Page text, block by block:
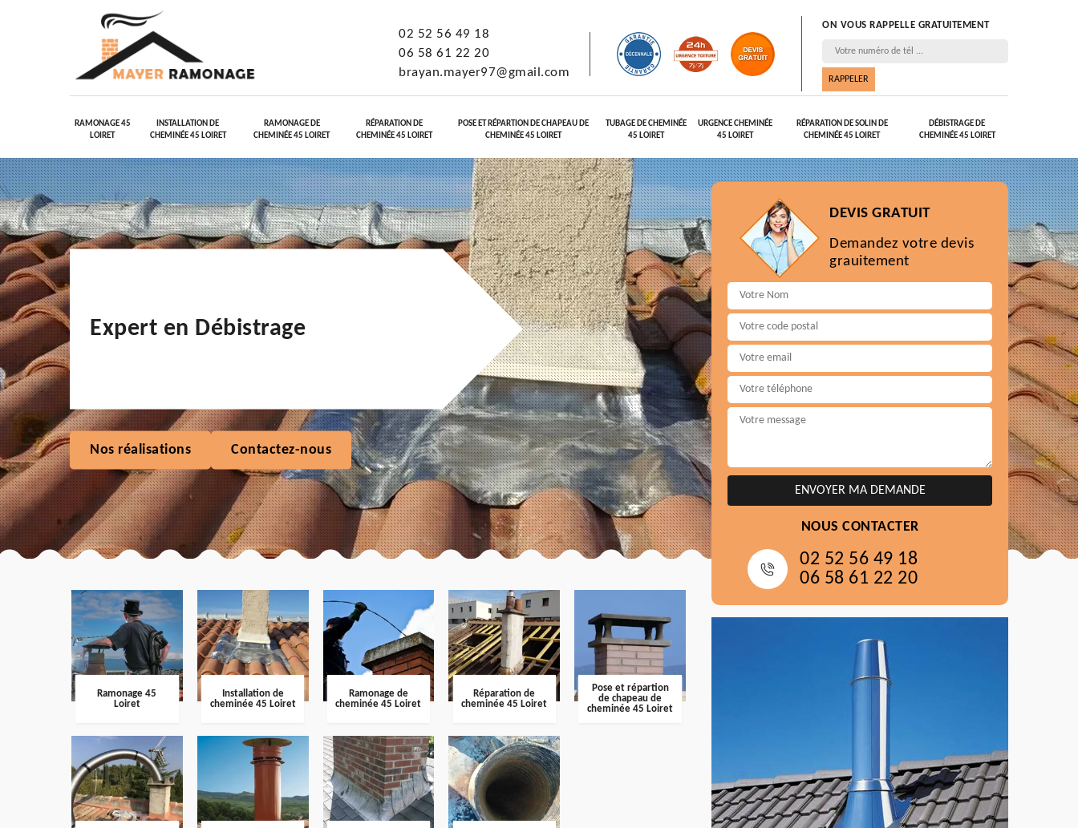
02 52 56 49 18
06 58 61 22 20
brayan.mayer97@gmail.com
ON VOUS RAPPELLE GRATUITEMENT
RAMONAGE 45
LOIRET
INSTALLATION DE
CHEMINÉE 45 LOIRET
RAMONAGE DE
CHEMINÉE 45 LOIRET
RÉPARATION DE
CHEMINÉE 45 LOIRET
POSE ET RÉPARTION DE CHAPEAU DE
CHEMINÉE 45 LOIRET
TUBAGE DE CHEMINÉE
45 LOIRET
URGENCE CHEMINÉE
45 LOIRET
RÉPARATION DE SOLIN DE
CHEMINÉE 45 LOIRET
DÉBISTRAGE DE
CHEMINÉE 45 LOIRET
Expert en Débistrage
Nos réalisations Contactez-nous
Ramonage 45
Loiret
Installation de
cheminée 45 Loiret
Ramonage de
cheminée 45 Loiret
Réparation de
cheminée 45 Loiret
Pose et répartion
de chapeau de
cheminée 45 Loiret
DEVIS GRATUIT
Demandez votre devis
grauitement
NOUS CONTACTER
02 52 56 49 18
06 58 61 22 20